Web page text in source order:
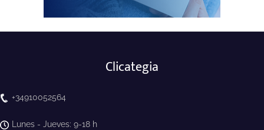
Clicategia
+34910052564
Lunes - Jueves: 9-18 h